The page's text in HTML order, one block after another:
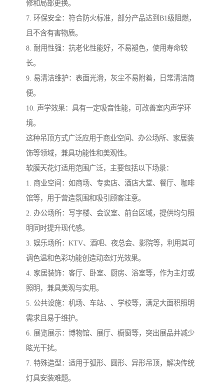
修和局部更换。
7. 环保安全：符合防火标准，部分产品达到B1级阻燃，
且不含有害物质。
8. 耐用性强：抗老化性能好，不易褪色，使用寿命较
长。
9. 易清洁维护：表面光滑，灰尘不易附着，日常清洁简
便。
10. 声学效果：具有一定吸音性能，可改善室内声学环
境。
这种吊顶方式广泛应用于商业空间、办公场所、家居装
饰等领域，兼具功能性和美观性。
软膜天花灯适用范围广泛，主要包括以下场景：
1. 商业空间：如商场、专卖店、酒店大堂、餐厅、咖啡
馆等，用于营造氛围和吸引顾客注意。
2. 办公场所：写字楼、会议室、前台区域，提供均匀照
明同时提升现代感。
3. 娱乐场所：KTV、酒吧、夜总会、影院等，利用其可
调色温和色彩功能创造动态灯光效果。
4. 家居装饰：客厅、卧室、厨房、浴室等，作为主灯或
照明，兼具美观与实用。
5. 公共设施：机场、车站、、学校等，满足大面积照明
需求且易于维护。
6. 展览展示：博物馆、展厅、橱窗等，突出展品并减少
眩光干扰。
7. 特殊造型：适用于弧形、圆形、异形吊顶，解决传统
灯具安装难题。